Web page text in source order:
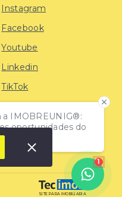
a IMOBREUNIG®:
oportunidades do
1
Instagram
Facebook
Youtube
Linkedin
TikTok
SITE PARA IMOBILIARIA